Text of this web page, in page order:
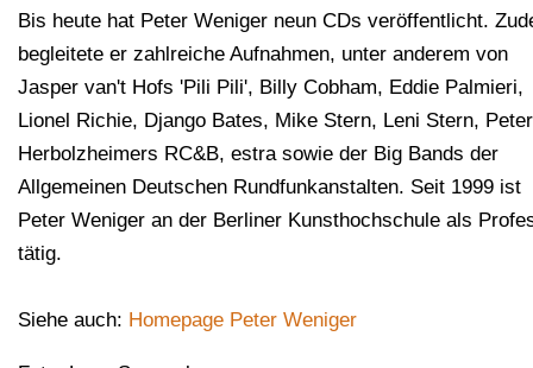
Bis heute hat Peter Weniger neun CDs veröffentlicht.
begleitete er zahlreiche Aufnahmen, unter anderem von
Jasper van't Hofs 'Pili Pili', Billy Cobham, Eddie Palmieri,
Lionel Richie, Django Bates, Mike Stern, Leni Stern, Peter
Herbolzheimers RC&B, estra sowie der Big Bands der
Allgemeinen Deutschen Rundfunkanstalten. Seit 1999 ist
Peter Weniger an der Berliner Kunsthochschule als
tätig.
Siehe auch: Homepage Peter Weniger